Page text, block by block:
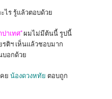
ไร รู้แล้วตอบด้วย
าเทศ"ผมไม่มีต้นนี้ รูปนี้
รติฯ เห็นแล้วชอบมาก
บอกด้วย
ย น้องดวงหทัย ตอบถูก